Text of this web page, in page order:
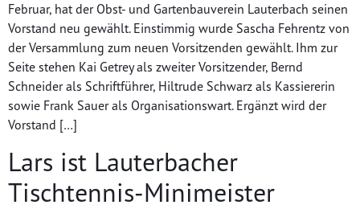
Februar, hat der Obst- und Gartenbauverein Lauterbach seinen
Vorstand neu gewählt. Einstimmig wurde Sascha Fehrentz von
der Versammlung zum neuen Vorsitzenden gewählt. Ihm zur
Seite stehen Kai Getrey als zweiter Vorsitzender, Bernd
Schneider als Schriftführer, Hiltrude Schwarz als Kassiererin
sowie Frank Sauer als Organisationswart. Ergänzt wird der
Vorstand […]
Lars ist Lauterbacher
Tischtennis-Minimeister